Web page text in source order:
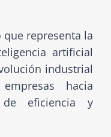
representa la
artificial
industrial
hacia
de eficiencia y